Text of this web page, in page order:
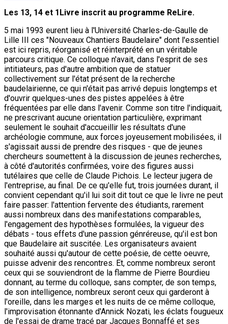
Les 13, 14 et 1Livre inscrit au programme ReLire.
5 mai 1993 eurent lieu à l'Université Charles-de-Gaulle de
Lille III ces "Nouveaux Chantiers Baudelaire" dont l'essentiel
est ici repris, réorganisé et réinterprété en un véritable
parcours critique. Ce colloque n'avait, dans l'esprit de ses
intitiateurs, pas d'autre ambition que de statuer
collectivement sur l'état présent de la recherche
baudelairienne, ce qui n'était pas arrivé depuis longtemps et
d'ouvrir quelques-unes des pistes appelées à être
fréquentées par elle dans l'avenir. Comme son titre l'indiquait,
ne prescrivant aucune orientation particulière, exprimant
seulement le souhait d'accueillir les résultats d'une
archéologie commune, aux forces joyeusement mobilisées, il
s'agissait aussi de prendre des risques - que de jeunes
chercheurs soumettent à la discussion de jeunes recherches,
à côté d'autorités confirmées, voire des figures aussi
tutélaires que celle de Claude Pichois. Le lecteur jugera de
l'entreprise, au final. De ce qu'elle fut, trois journées durant, il
convient cependant qu'il lui soit dit tout ce que le livre ne peut
faire passer: l'attention fervente des étudiants, rarement
aussi nombreux dans des manifestations comparables,
l'engagement des hypothèses formulées, la vigueur des
débats - tous effets d'une passion génréreuse, qu'il est bon
que Baudelaire ait suscitée. Les organisateurs avaient
souhaité aussi qu'autour de cette poésie, de cette oeuvre,
puisse advenir des rencontres. Et, comme nombreux seront
ceux qui se souviendront de la flamme de Pierre Bourdieu
donnant, au terme du colloque, sans compter, de son temps,
de son intelligence, nombreux seront ceux qui garderont à
l'oreille, dans les marges et les nuits de ce même colloque,
l'improvisation étonnante d'Annick Nozati, les éclats fougueux
de l'essai de drame tracé par Jacques Bonnaffé et ses